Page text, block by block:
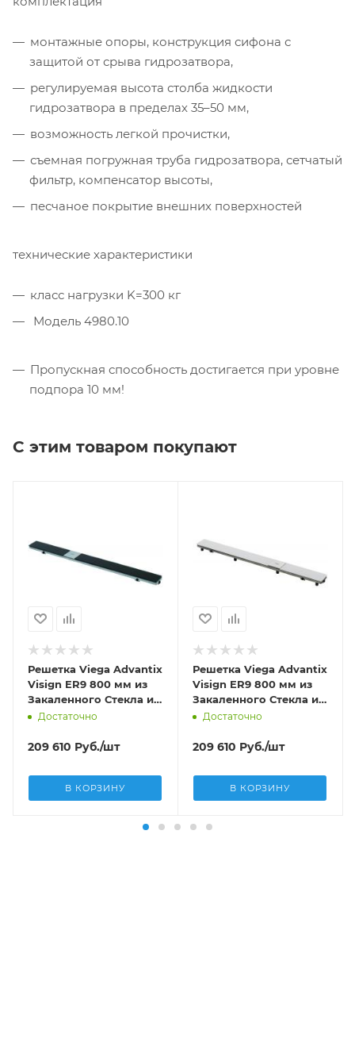
монтажные опоры, конструкция сифона с
защитой от срыва гидрозатвора,
регулируемая высота столба жидкости
гидрозатвора в пределах 35–50 мм,
возможность легкой прочистки,
съемная погружная труба гидрозатвора, сетчатый
фильтр, компенсатор высоты,
песчаное покрытие внешних поверхностей
технические характеристики
класс нагрузки K=300 кг
Модель 4980.10
Пропускная способность достигается при уровне
подпора 10 мм!
С этим товаром покупают
Решетка Viega Advantix
Visign ER9 800 мм из
Закаленного Стекла и
нержавеющей стали
Достаточно
209 610 Руб./шт
В КОРЗИНУ
Решетка Viega Advantix
Visign ER9 800 мм из
Закаленного Стекла и
нержавеющей стали
616939
Достаточно
209 610 Руб./шт
В КОРЗИНУ